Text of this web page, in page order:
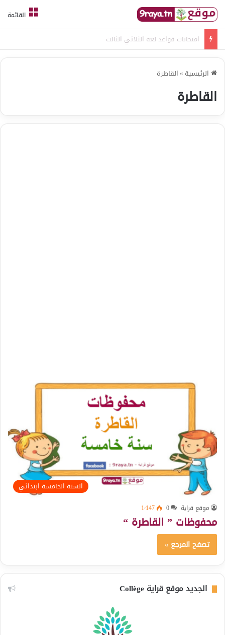
القائمة
امتحانات قواعد لغة الثلاثي الثالث
الرئيسية »القاطرة
القاطرة
السنة الخامسة ابتدائي
موقع قراية 0 1٬147
محفوظات ” القاطرة “
تصفح المرجع »
الجديد موقع قراية Collège